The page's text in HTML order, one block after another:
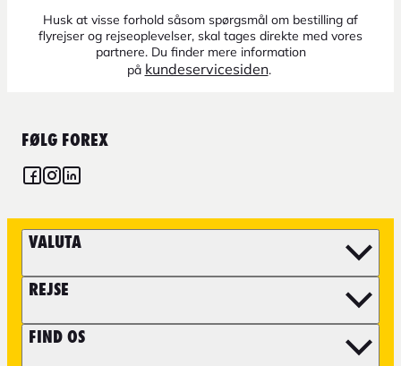
Husk at visse forhold såsom spørgsmål om bestilling af
flyrejser og rejseoplevelser, skal tages direkte med vores
partnere. Du finder mere information
på kundeservicesiden.
FØLG FOREX
VALUTA
REJSE
FIND OS